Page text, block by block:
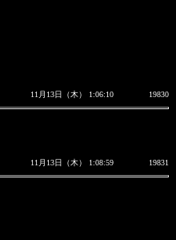
11月13日（木） 1:06:10 19830
11月13日（木） 1:08:59 19831